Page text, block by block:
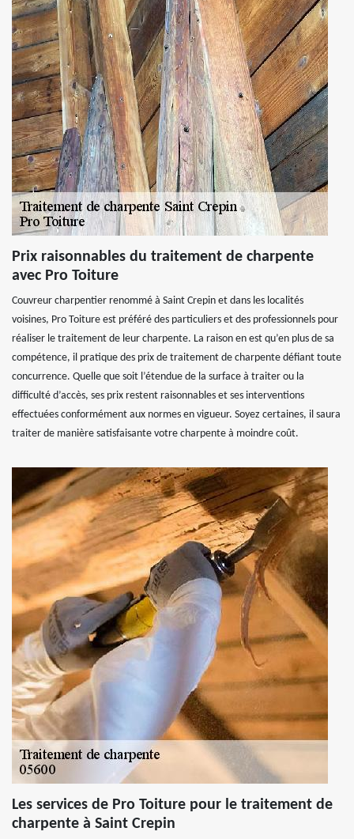
Prix raisonnables du traitement de charpente
avec Pro Toiture
Couvreur charpentier renommé à Saint Crepin et dans les localités
voisines, Pro Toiture est préféré des particuliers et des professionnels pour
réaliser le traitement de leur charpente. La raison en est qu’en plus de sa
compétence, il pratique des prix de traitement de charpente défiant toute
concurrence. Quelle que soit l’étendue de la surface à traiter ou la
difficulté d’accès, ses prix restent raisonnables et ses interventions
effectuées conformément aux normes en vigueur. Soyez certaines, il saura
traiter de manière satisfaisante votre charpente à moindre coût.
Les services de Pro Toiture pour le traitement de
charpente à Saint Crepin